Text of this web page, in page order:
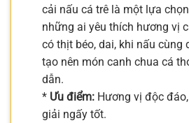
cải nấu cá trê là một lựa
những ai yêu thích hương vị
có thịt béo, dai, khi nấu cùng
tạo nên món canh chua cá
dẫn.
* Ưu điểm: Hương vị độc
giải ngấy tốt.